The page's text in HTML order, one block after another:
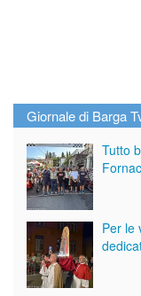
Giornale di Barga
Tutto
Per le